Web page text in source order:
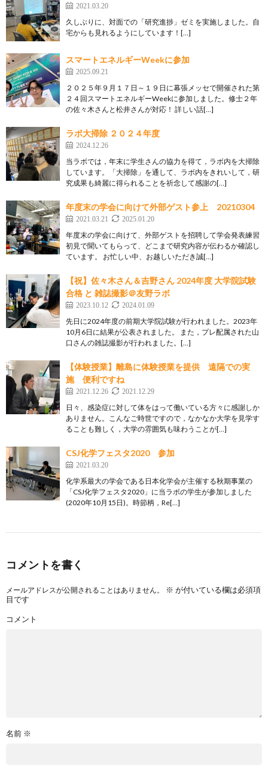
2021.03.20
久しぶりに、対面での「研究進捗」ゼミを実施しました。自
宅からも見れるようにしています！[…]
スマートエネルギーWeekに参加
2025.09.21
２０２５年９月１７日～１９日に幕張メッセで開催された第
２４回スマートエネルギーWeekに参加しました。修士２年
の佐々木さんと松井さんが対応！ 詳しい話[…]
ラボ大掃除 ２０２４年度
2024.12.26
当ラボでは，年末に学生さんの協力を得て，ラボ内を大掃除
しています。「大掃除」を通して、ラボ内をきれいして，研
究成果も綺麗に得られることを祈念して感謝の[…]
年度末の学会に向けて外部ゲスト参上 20210304
2021.03.21 2025.01.20
年度末の学会に向けて、外部ゲストを招聘して学会発表練習
初見で聞いてもらって、どこまで研究内容が伝わるか確認し
ています。 お忙しい中、お越しいただき誠[…]
【祝】佐々木さん＆吉野さん 2024年度 大学院試験
合格 と 雑誌撮影＠友野ラボ
2023.10.12 2024.01.09
先日に2024年度の前期大学院試験が行われました。2023年
10月6日に結果が公表されました。 また，プレ配属された山
口さんの雑誌撮影が行われました。[…]
【体験授業】離島に体験授業を提供 遠隔での実
施 便利ですね
2021.12.26 2021.12.29
日々、感染症に対して体をはって働いている方々に感謝しか
ありません。こんなご時世ですので，なかなか大学を見学す
ることも難しく，大学の雰囲気も味わうことが[…]
CSJ化学フェスタ2020 参加
2021.03.20
化学系最大の学会である日本化学会が主催する秋期事業の
「CSJ化学フェスタ2020」に当ラボの学生が参加しました
(2020年10月15日)。時節柄，Re[…]
コメントを書く
メールアドレスが公開されることはありません。 ※ が付いている欄は必須項
目です
コメント
名前 ※